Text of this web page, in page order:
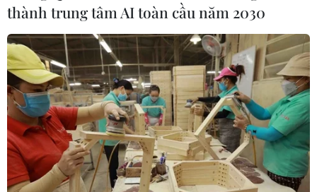
Tìm lại sắc xanh, chỉ số VN-Index tiến
dần tới mốc 770 điểm
28/06/2017 08:45
Thị trường chứng khoán đã tìm lại sắc xanh khi chỉ số
VN-Index tăng hơn 1,5 điểm còn HXN-Index có thêm
thành trung tâm AI toàn cầu năm 2030